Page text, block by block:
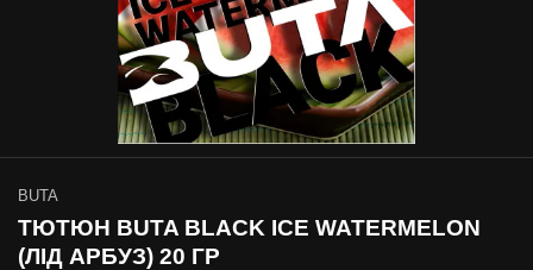
BUTA
ТЮТЮН BUTA BLACK ICE WATERMELON
(ЛІД АРБУЗ) 20 ГР